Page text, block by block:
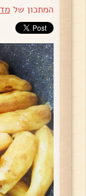
המתכון של